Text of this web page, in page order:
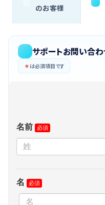
のお客様
サポートお問い合わ
＊ は必須項目です